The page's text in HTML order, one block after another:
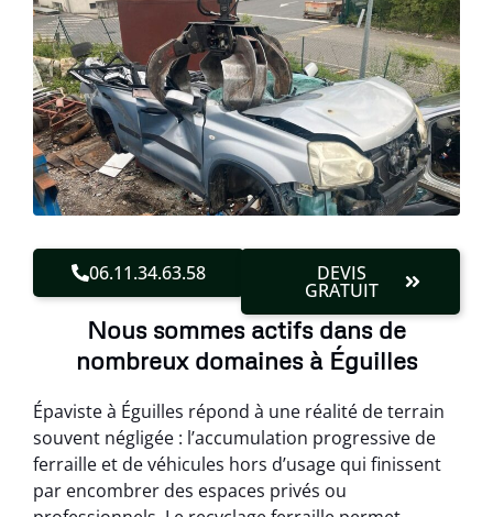
06.11.34.63.58 DEVIS
GRATUIT
Nous sommes actifs dans de
nombreux domaines à Éguilles
Épaviste à Éguilles répond à une réalité de terrain
souvent négligée : l’accumulation progressive de
ferraille et de véhicules hors d’usage qui finissent
par encombrer des espaces privés ou